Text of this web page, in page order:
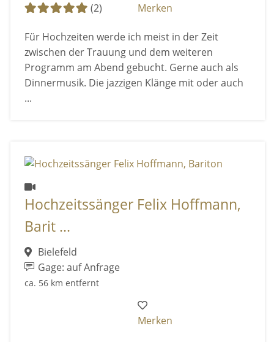
(2)
Merken
Für Hochzeiten werde ich meist in der Zeit
zwischen der Trauung und dem weiteren
Programm am Abend gebucht. Gerne auch als
Dinnermusik. Die jazzigen Klänge mit oder auch
...
Hochzeitssänger Felix Hoffmann,
Barit ...
Bielefeld
Gage: auf Anfrage
ca. 56 km entfernt
Merken